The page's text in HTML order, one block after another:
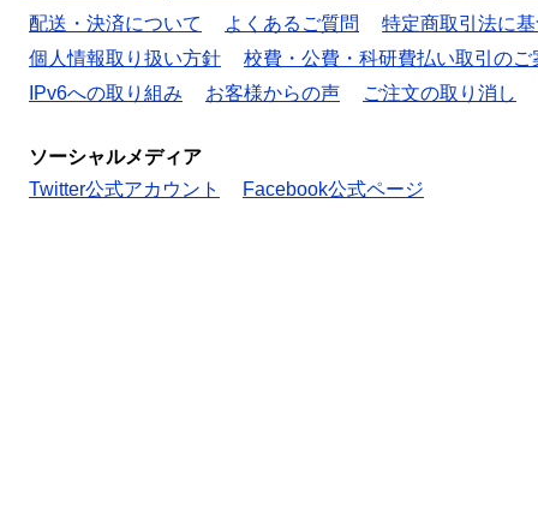
配送・決済について
よくあるご質問
特定商取引法に
個人情報取り扱い方針
校費・公費・科研費払い取引のご
IPv6への取り組み
お客様からの声 ご注文の取り消し
ソーシャルメディア
Twitter公式アカウント
Facebook公式ページ